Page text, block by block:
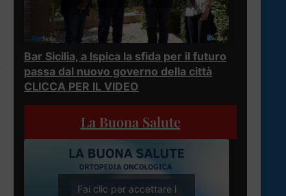
Bar Sicilia, a Ispica la sfida per il futuro
passa dal nuovo governo della città
CLICCA PER IL VIDEO
La Buona Salute
Fai clic per accettare i